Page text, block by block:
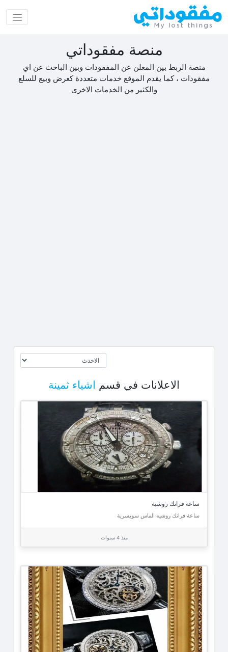
منصة مفقوداتي
منصة الربط بين المعلن عن المفقودات وبين الباحث عن اي
مفقودات ، كما يقدم الموقع خدمات متعددة كعرض وبيع للسلع
والكثير من الخدمات الاخرى
الاعلانات في قسم اشياء ثمينة
ساعة فرانك روشيه
ساعة فرانك روشيه الماس سويسرية
منذ 4 سنوات